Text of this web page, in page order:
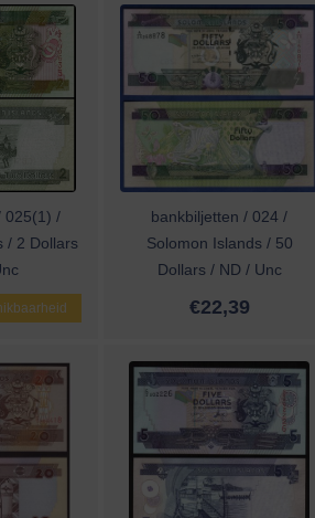
025(1) /
/ 2 Dollars
bankbiljetten / 024 /
Solomon Islands / 50
Dollars / ND / Unc
€22,39